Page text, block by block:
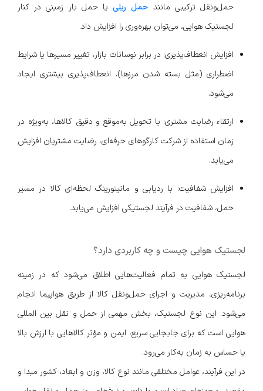
حمل‌ونقل ترکیبی مانند حمل ریلییا حمل بار زمینی در کنار
لجستیک هوایی، می‌توان بهره‌وری را افزایش داد.
افزایش انعطاف‌پذیری: در برابر نوسانات بازار، تغییر مسیرها یا شرایط
اضطراری (مثل بسته شدن مرزها)، انعطاف‌پذیری بیشتری ایجاد
می‌شود.
ارتقاء رضایت مشتری: با تحویل به‌موقع و دقیق کالاها، به‌ویژه در
زمان استفاده از شرکت کارگوهای حرفه‌ای، رضایت مشتریان افزایش
می‌یابد.
افزایش شفافیت: با ردیابی و مانیتورینگ لحظه‌ای کالا در مسیر
حمل، شفافیت در فرآیند لجستیکی افزایش می‌یابد.
لجستیک هوایی چیست و چه کاربردی دارد؟
لجستیک هوایی به تمام فعالیت‌هایی اطلاق می‌شود که در زمینه
برنامه‌ریزی، مدیریت و اجرای حمل‌ونقل کالا از طریق هواپیما انجام
می‌شود. این نوع لجستیک، بخش مهمی از حمل و نقل بین المللی
هوایی است که برای جابجایی سریع، ایمن و مؤثر کالاهایی با ارزش بالا
یا حساس به زمان به‌کار می‌رود.
در این فرآیند، عوامل مختلفی مانند نوع کالا، وزن و ابعاد، کشور مبدا و